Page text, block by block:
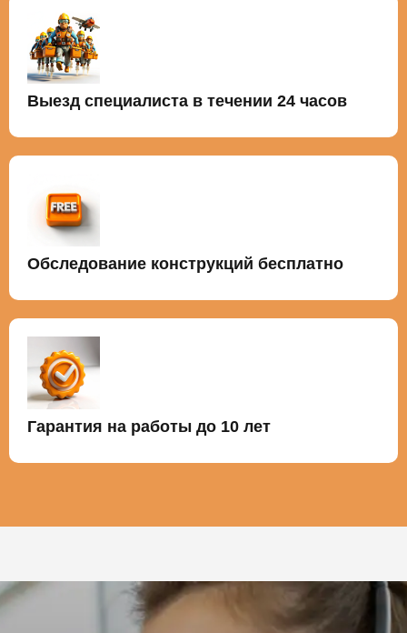
Выезд специалиста в течении 24 часов
Обследование конструкций бесплатно
Гарантия на работы до 10 лет